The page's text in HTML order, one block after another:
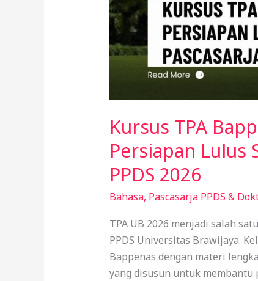
Kursus TPA
Persiapan Lulus
PPDS 2026
Bahasa, Pascasarja PPDS &
TPA UB 2026 menjadi salah
PPDS Universitas Brawijaya.
Bappenas dengan materi
yang disusun untuk membantu